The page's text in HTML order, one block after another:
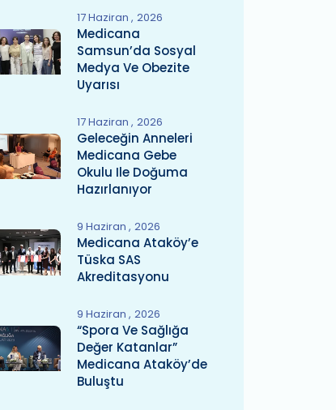
17 Haziran 2026
Medicana
Samsun’da Sosyal
Medya Ve Obezite
Uyarısı
17 Haziran 2026
Geleceğin Anneleri
Medicana Gebe
Okulu Ile Doğuma
Hazırlanıyor
9 Haziran 2026
Medicana Ataköy’e
Tüska SAS
Akreditasyonu
9 Haziran 2026
“Spora Ve Sağlığa
Değer Katanlar”
Medicana Ataköy’de
Buluştu